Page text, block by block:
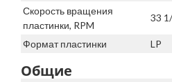
Скорость вращения
пластинки, RPM
33
Формат пластинки LP
Общие